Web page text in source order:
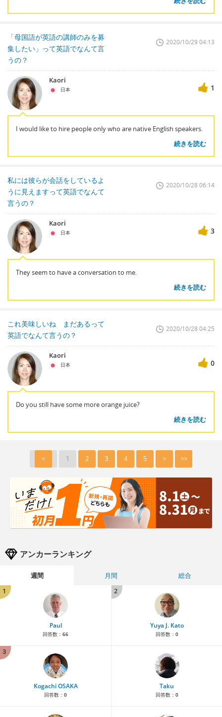
「母国語が英語の講師のみを募
集したい」って英語でなんて言
うの？
2020/10/29 04:13
Kaori
日本 1
I would like to hire people only who are native English speakers.
続きを読む
私には彼らが会話をしているよ
うに見えますって英語でなんて
言うの？
2020/10/28 06:14
Kaori
日本 3
They seem to have a conversation to me.
続きを読む
これ美味しいね まだあるって
英語でなんて言うの？
2020/10/28 04:25
Kaori
日本 0
Do you still have some more orange juice?
続きを読む
< 1 2 3 4 5 > >>
アンカーランキング
週間 月間
総合
1
Paul
回答数： 66
2
Yuya J. Kato
回答数： 0
3
Kogachi OSAKA
回答数： 0
Taku
回答数： 0